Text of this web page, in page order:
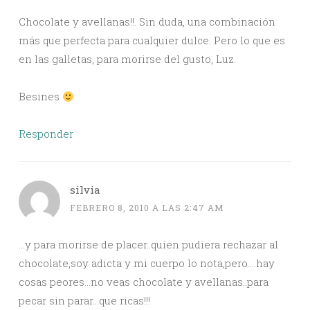
Chocolate y avellanas!!. Sin duda, una combinación
más que perfecta para cualquier dulce. Pero lo que es
en las galletas, para morirse del gusto, Luz.
Besines
Responder
silvia
FEBRERO 8, 2010 A LAS 2:47 AM
…y para morirse de placer..quien pudiera rechazar al
chocolate,soy adicta y mi cuerpo lo nota,pero….hay
cosas peores…no veas chocolate y avellanas..para
pecar sin parar…que ricas!!!